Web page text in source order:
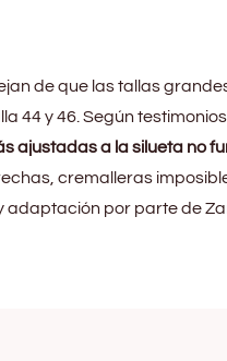
de que las tallas
44 y 46. Según
ajustadas a la silueta no
cremalleras
adaptación por parte de